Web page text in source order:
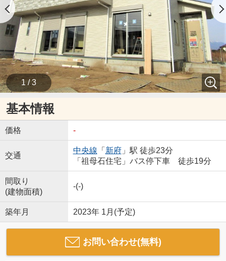
1 / 3
基本情報
価格 -
交通
中央線 「 新府」駅 徒歩23分
「祖母石住宅」バス停下車 徒歩19分
間取り
(建物面積)
-(-)
築年月 2023年 1月(予定)
お問い合わせ(無料)